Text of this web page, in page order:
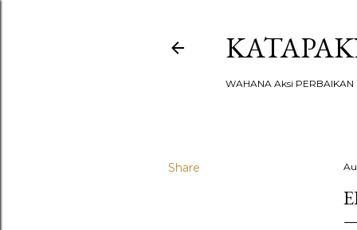
WAHANA Aksi
Share